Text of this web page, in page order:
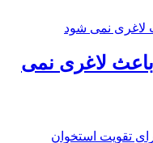
لاغری نمی